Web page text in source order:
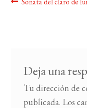
Navegación
Deja una
Tu dirección de
publicada. Los